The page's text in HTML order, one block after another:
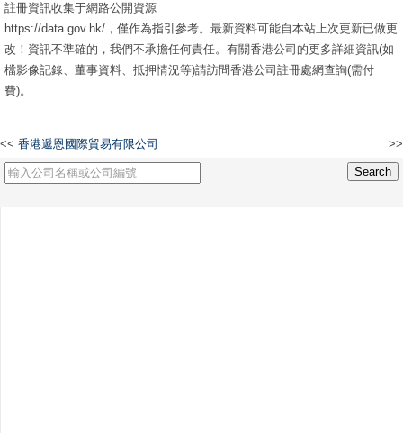
註冊資訊收集于網路公開資源
https://data.gov.hk/，僅作為指引參考。最新資料可能自本站上次更新已做更
改！資訊不準確的，我們不承擔任何責任。有關香港公司的更多詳細資訊(如
檔影像記錄、董事資料、抵押情況等)請訪問香港公司註冊處網查詢(需付
費)。
<< 香港遞恩國際貿易有限公司 >>